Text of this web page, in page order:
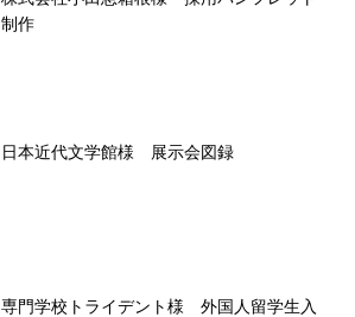
制作
日本近代文学館様 展示会図録
専門学校トライデント様 外国人留学生入